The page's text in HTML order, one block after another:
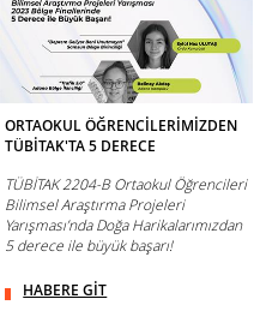
ORTAOKUL ÖĞRENCİLERİMİZDEN
TÜBİTAK'TA 5 DERECE
TÜBİTAK 2204-B Ortaokul Öğrencileri
Bilimsel Araştırma Projeleri
Yarışması’nda Doğa Harikalarımızdan
5 derece ile büyük başarı!
HABERE GİT